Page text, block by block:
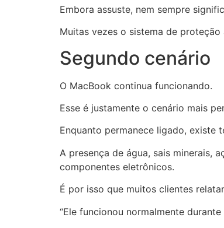
Embora assuste, nem sempre
Muitas vezes o sistema de
Segundo cenário
O MacBook continua funcionando.
Esse é justamente o cenário mais
Enquanto permanece ligado, existe
A presença de água, sais minerais,
componentes eletrônicos.
É por isso que muitos clientes
“Ele funcionou normalmente durante